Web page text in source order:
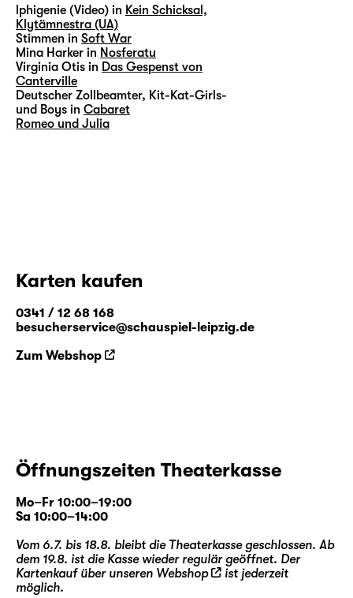
lphigenie (Video) in Kein Schicksal,
Klytämnestra (UA)
Stimmen in Soft War
Mina Harker in Nosferatu
Virginia Otis in Das Gespenst von
Canterville
Deutscher Zollbeamter, Kit-Kat-Girls-
und Boys in Cabaret
Romeo und Julia
Karten kaufen
0341 / 12 68 168
besucherservice@schauspiel-leipzig.de
Zum Webshop
Öffnungszeiten Theaterkasse
Mo–Fr 10:00–19:00
Sa 10:00–14:00
Vom 6.7. bis 18.8. bleibt die Theaterkasse geschlossen. Ab
dem 19.8. ist die Kasse wieder regulär geöffnet. Der
Kartenkauf über unseren Webshop
ist jederzeit
möglich.